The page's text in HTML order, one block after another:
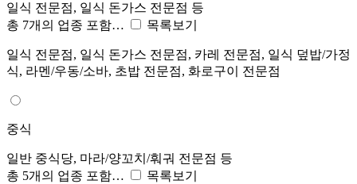
일식 전문점, 일식 돈가스 전문점 등
총 7개의 업종 포함…
목록보기
일식 전문점, 일식 돈가스 전문점, 카레 전문점, 일식 덮밥/가정
식, 라멘/우동/소바, 초밥 전문점, 화로구이 전문점
중식
일반 중식당, 마라/양꼬치/훠궈 전문점 등
총 5개의 업종 포함…
목록보기